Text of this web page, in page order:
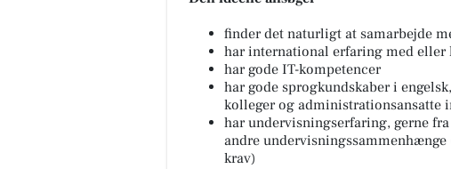
finder det naturligt at samarbejde
har international erfaring med eller
har gode IT-kompetencer
har gode sprogkundskaber i
kolleger og administrationsansatte
har undervisningserfaring, gerne
andre
krav)